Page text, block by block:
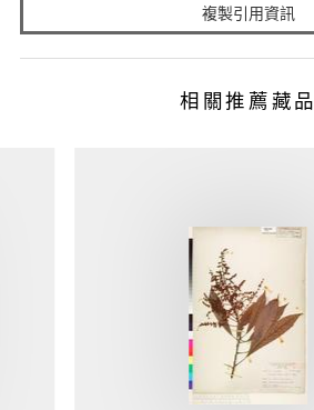
複製引用資訊
相關推薦藏品